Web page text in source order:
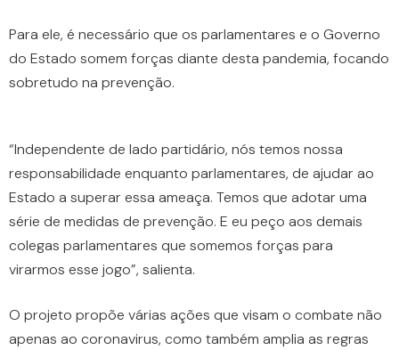
Para ele, é necessário que os parlamentares e o Governo
do Estado somem forças diante desta pandemia, focando
sobretudo na prevenção.
“Independente de lado partidário, nós temos nossa
responsabilidade enquanto parlamentares, de ajudar ao
Estado a superar essa ameaça. Temos que adotar uma
série de medidas de prevenção. E eu peço aos demais
colegas parlamentares que somemos forças para
virarmos esse jogo”, salienta.
O projeto propõe várias ações que visam o combate não
apenas ao coronavirus, como também amplia as regras